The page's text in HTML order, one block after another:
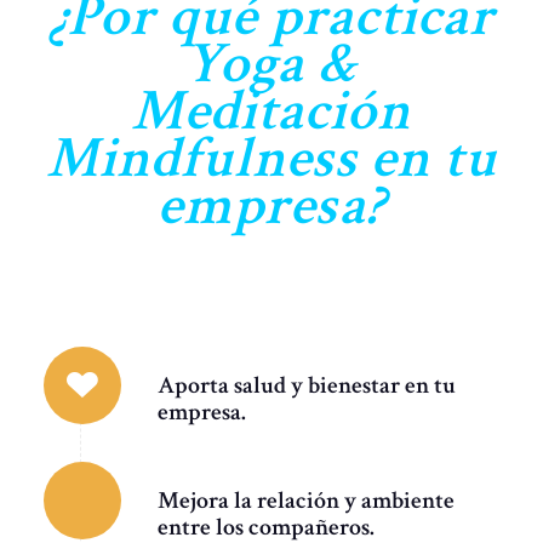
¿Por qué practicar
Yoga &
Meditación
Mindfulness en tu
empresa?
Aporta salud y bienestar en tu
empresa.
Mejora la relación y ambiente
entre los compañeros.